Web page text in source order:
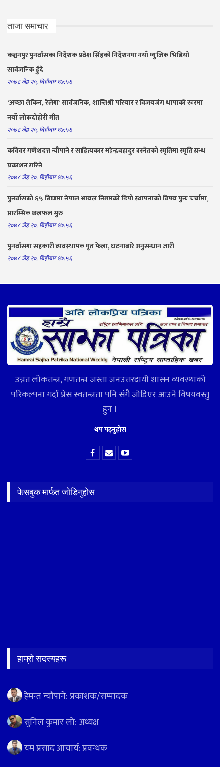
ताजा समाचार
कञ्चनपुर पुनर्वासका निर्देशक प्रवेश सिंहको निर्देशनमा नयाँ म्युजिक भिडियो
सार्वजनिक हुँदै
२०७८ जेष्ठ २०, बिहीबार १७:५६
‘अच्छा लेकिन, रेलैमा’ सार्वजनिक, शान्तिश्री परियार र विजयजंग थापाको स्वरमा
नयाँ लोकदोहोरी गीत
२०७८ जेष्ठ २०, बिहीबार १७:५६
कविवर गणेशदत्त न्यौपाने र साहित्यकार महेन्द्रबहादुर बस्नेतको स्मृतिमा स्मृति ग्रन्थ
प्रकाशन गरिने
२०७८ जेष्ठ २०, बिहीबार १७:५६
पुनर्वासको ६५ बिघामा नेपाल आयल निगमको डिपो स्थापनाको विषय पुनः चर्चामा,
प्रारम्भिक छलफल सुरु
२०७८ जेष्ठ २०, बिहीबार १७:५६
पुनर्वासमा सहकारी व्यवस्थापक मृत फेला, घटनाबारे अनुसन्धान जारी
२०७८ जेष्ठ २०, बिहीबार १७:५६
उन्नत लोकतन्त्र, गणतन्त्र जस्ता जनउत्तरदायी शासन व्यवस्थाको
परिकल्पना गर्दा प्रेस स्वतन्त्रता पनि संगै जोडिएर आउने विषयवस्तु
हुन ।
थप पढ्नुहोस
फेसबुक मार्फत जोडिनुहोस
हाम्रो सदस्यहरू
हेमन्त न्यौपाने: प्रकाशक/सम्पादक
सुनिल कुमार लो: अध्यक्ष
यम प्रसाद आचार्य: प्रवन्धक